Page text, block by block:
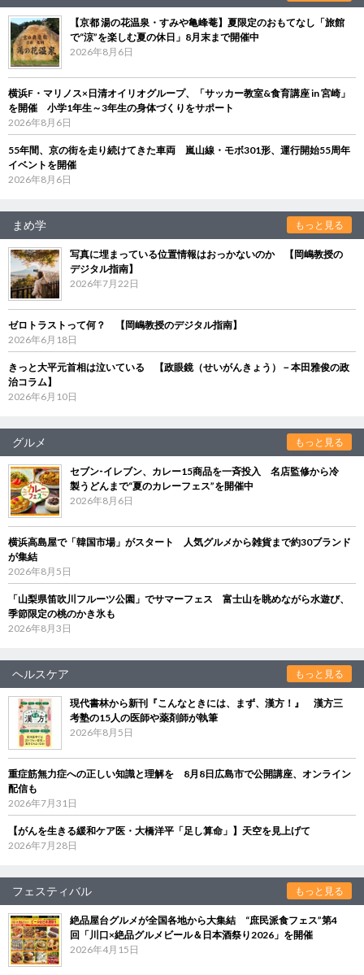
【京都 湯の花温泉・すみや亀峰菴】夏限定のおもてなし「旅館
で“涼”を楽しむ夏の休日」8月末まで開催中
2026年8月6日
横浜F・マリノス×日清オイリオグループ、「サッカー教室&食育講座 in 宮崎」
を開催 小学1年生～3年生の身体づくりをサポート
2026年8月6日
55年間、京の街を走り続けてきた車両 嵐山線・モボ301形、運行開始55周年
イベントを開催
2026年8月6日
まめ学 もっと見る
写真に埋まっている位置情報はおっかないのか 【岡嶋教授の
デジタル指南】
2026年7月22日
ゼロトラストって何？ 【岡嶋教授のデジタル指南】
2026年6月18日
きっと大平元首相は泣いている 【政眼鏡（せいがんきょう）－本田雅俊の政
治コラム】
2026年6月10日
グルメ もっと見る
セブン‐イレブン、カレー15商品を一斉投入 名店監修から冷
製うどんまで“夏のカレーフェス”を開催中
2026年8月6日
横浜高島屋で「韓国市場」がスタート 人気グルメから雑貨まで約30ブランド
が集結
2026年8月5日
「山梨県笛吹川フルーツ公園」でサマーフェス 富士山を眺めながら水遊び、
季節限定の桃のかき氷も
2026年8月3日
ヘルスケア もっと見る
現代書林から新刊『こんなときには、まず、漢方！』 漢方三
考塾の15人の医師や薬剤師が執筆
2026年8月5日
重症筋無力症への正しい知識と理解を 8月8日広島市で公開講座、オンライン
配信も
2026年7月31日
【がんを生きる緩和ケア医・大橋洋平「足し算命」】天空を見上げて
2026年7月28日
フェスティバル もっと見る
絶品屋台グルメが全国各地から大集結 “庶民派食フェス”第4
回「川口×絶品グルメビール＆日本酒祭り2026」を開催
2026年4月15日